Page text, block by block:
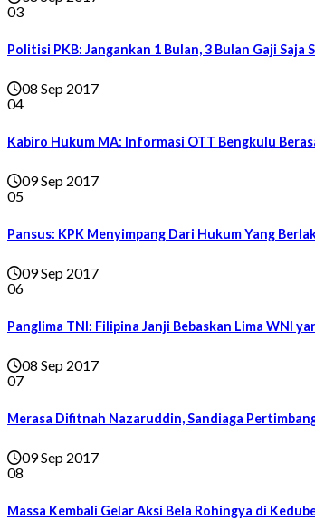
03
Politisi PKB: Jangankan 1 Bulan, 3 Bulan Gaji Saja
08 Sep 2017
04
Kabiro Hukum MA: Informasi OTT Bengkulu
09 Sep 2017
05
Pansus: KPK Menyimpang Dari Hukum Yang
09 Sep 2017
06
Panglima TNI: Filipina Janji Bebaskan Lima WNI
08 Sep 2017
07
Merasa Difitnah Nazaruddin, Sandiaga
09 Sep 2017
08
Massa Kembali Gelar Aksi Bela Rohingya di